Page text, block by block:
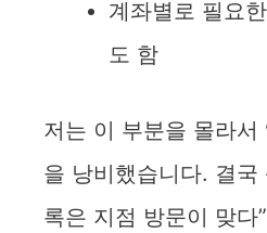
계좌별로 필요
도 함
저는 이 부분을 몰라
을 낭비했습니다. 결국
록은 지점 방문이 맞다